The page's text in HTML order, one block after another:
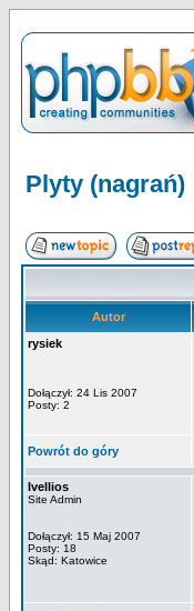
Plyty (nagrań)
Autor
rysiek
Dołączył: 24 Lis 2007
Posty: 2
Powrót do góry
Ivellios
Site Admin
Dołączył: 15 Maj 2007
Posty: 18
Skąd: Katowice